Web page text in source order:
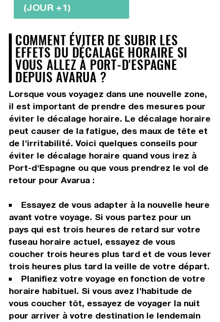
(JOUR +1)
COMMENT ÉVITER DE SUBIR LES
EFFETS DU DÉCALAGE HORAIRE SI
VOUS ALLEZ À PORT-D'ESPAGNE
DEPUIS AVARUA ?
Lorsque vous voyagez dans une nouvelle zone,
il est important de prendre des mesures pour
éviter le décalage horaire. Le décalage horaire
peut causer de la fatigue, des maux de tête et
de l'irritabilité. Voici quelques conseils pour
éviter le décalage horaire quand vous irez à
Port-d'Espagne ou que vous prendrez le vol de
retour pour Avarua :
Essayez de vous adapter à la nouvelle heure
avant votre voyage. Si vous partez pour un
pays qui est trois heures de retard sur votre
fuseau horaire actuel, essayez de vous
coucher trois heures plus tard et de vous lever
trois heures plus tard la veille de votre départ.
Planifiez votre voyage en fonction de votre
horaire habituel. Si vous avez l'habitude de
vous coucher tôt, essayez de voyager la nuit
pour arriver à votre destination le lendemain